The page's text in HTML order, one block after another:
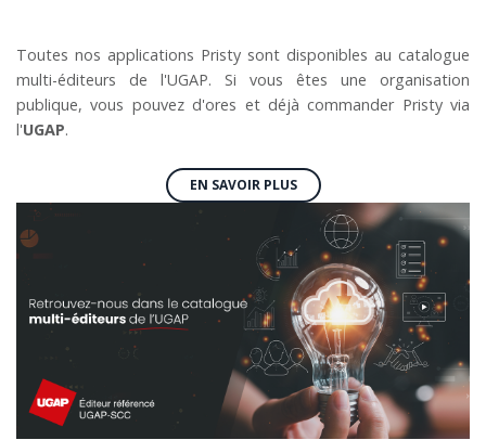
Toutes nos applications Pristy sont disponibles au catalogue
multi-éditeurs de l'UGAP. Si vous êtes une organisation
publique, vous pouvez d'ores et déjà commander Pristy via
l'UGAP.
EN SAVOIR PLUS